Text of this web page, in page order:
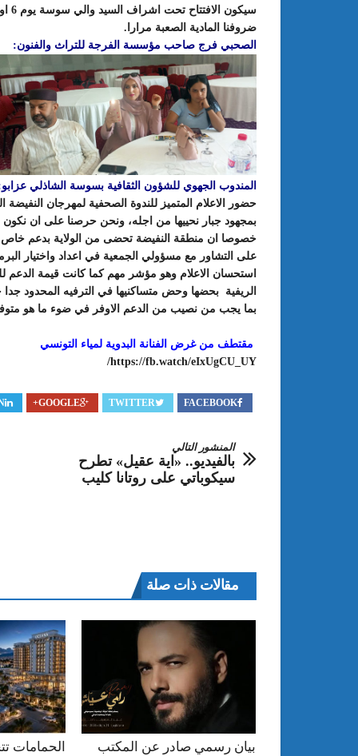
ضروفنا المادية الصعبة مرارا.
الصحبي فرج صاحب مؤسسة الفرجة للتراث والفنون:
المندوب الجهوي للشؤون الثقافية بسوسة الشاذلي
حضور الاعلام المتميز للندوة الصحفية لمهرجان
بمجهود جبار نحييها من اجله، ونحن حرصنا على ان
خصوصا ان منطقة النفيضة تحضى من الولاية بدعم
على التشاور مع مسؤولي الجمعية في اعداد واختيار
استحسان الاعلام وهو مؤشر مهم كما كانت قيمة الدعم
الريفية بحضها وحض متساكنيها في الترفيه المحدود
بما يجب من نصيب من الدعم الاوفر في ضوء ما هو
مقتطف من غرض الفنانة البدوية لمياء التونسي
https://fb.watch/eIxUgCU_UY/
FACEBOOK
TWITTER
GOOGLE+
المنشور التالي
بالفيديو.. «اية عقيل» تطرح
سيكوباتي على روتانا كليب
مقالات ذات صلة
الحمامات
بيان رسمي صادر عن المكتب